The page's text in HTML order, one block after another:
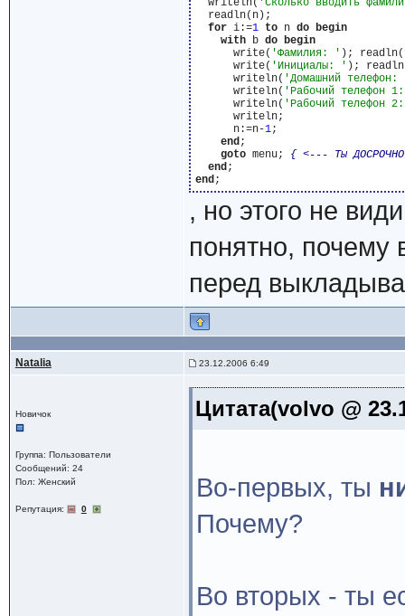
  writeln(
'Сколько вводить
  readln(n);
for i:=1 to n do begin
with b do begin
      write(
'Фамилия: ' );
      write(
'Инициалы: ' );
      writeln(
'Домашний
      writeln(
'Рабочий телефон
      writeln(
'Рабочий телефон
      writeln;
      n:=n-
1;
end;
goto menu; { <--- Ты
end
end
, но этого не
понятно, почему
перед
Natalia 23.12.2006 6:49
Новичок
Группа: Пользователи
Сообщений: 24
Пол: Женский
Репутация: 0
Цитата(volvo @
Во-первых, ты
Почему?
Во вторых - ты